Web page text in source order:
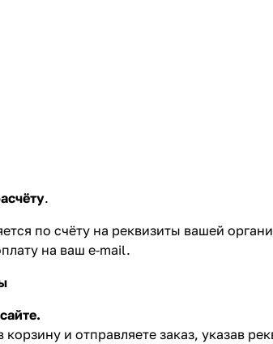
.
по счёту на реквизиты вашей
на ваш e‑mail.
и отправляете заказ, указав